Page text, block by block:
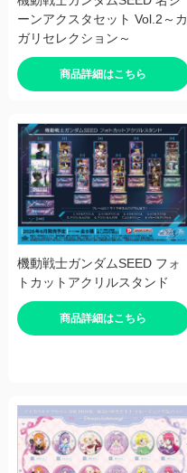
ーンアクスタセット Vol.2～カ
ガリセレクション～
商品詳細はこちら
機動戦士ガンダムSEED フォ
トカットアクリルスタンド
商品詳細はこちら